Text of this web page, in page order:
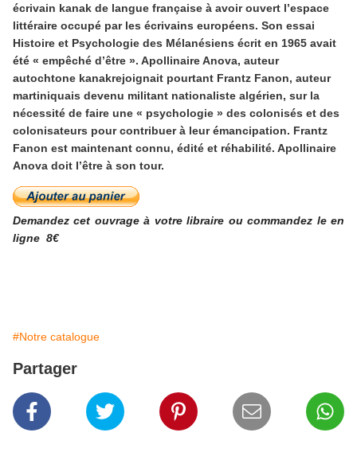
écrivain kanak de langue française à avoir ouvert l’espace
littéraire occupé par les écrivains européens. Son essai
Histoire et Psychologie des Mélanésiens écrit en 1965 avait
été « empêché d’être ». Apollinaire Anova, auteur
autochtone kanakrejoignait pourtant Frantz Fanon, auteur
martiniquais devenu militant nationaliste algérien, sur la
nécessité de faire une « psychologie » des colonisés et des
colonisateurs pour contribuer à leur émancipation. Frantz
Fanon est maintenant connu, édité et réhabilité. Apollinaire
Anova doit l’être à son tour.
Demandez cet ouvrage à votre libraire ou commandez le en
ligne 8€
#Notre catalogue
Partager